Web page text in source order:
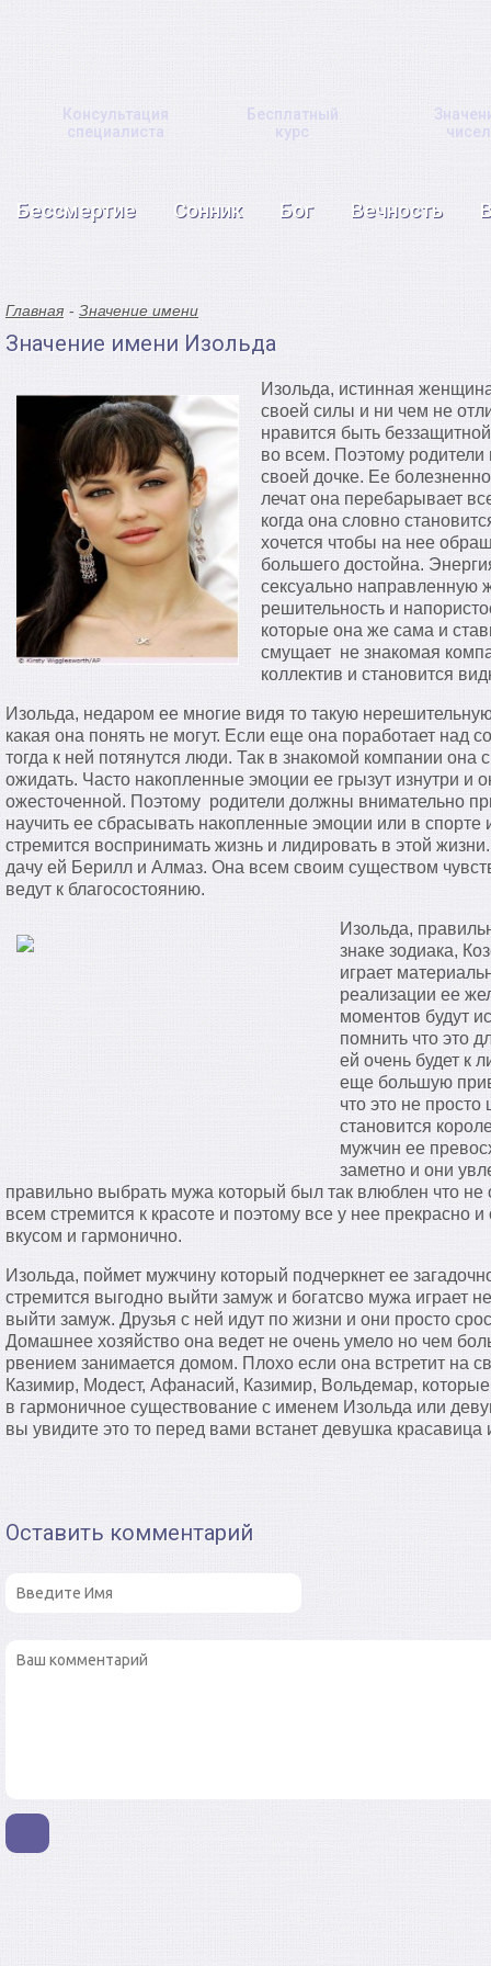
Консультация
специалиста
Бесплатный
курс
чисел
Бессмертие Сонник Бог Вечность
Главная Значение имени
Значение имени Изольда
Изольда, истинная
своей силы и ни чем не
нравится быть
во всем. Поэтому
своей дочке. Ее
лечат она перебарывает
когда она словно
хочется чтобы на нее
большего достойна.
сексуально направленную
решительность и
которые она же сама и
смущает не знакомая
коллектив и становится
Изольда, недаром ее многие видя то такую
какая она понять не могут. Если еще она поработает над
тогда к ней потянутся люди. Так в знакомой компании она
ожидать. Часто накопленные эмоции ее грызут изнутри и
ожесточенной. Поэтому родители должны внимательно
научить ее сбрасывать накопленные эмоции или в спорте
стремится воспринимать жизнь и лидировать в этой
дачу ей Берилл и Алмаз. Она всем своим существом
ведут к благосостоянию.
Изольда,
знаке зодиака,
играет
реализации ее
моментов будут
помнить что это
ей очень будет к
еще большую
что это не просто
становится
мужчин ее
заметно и они
правильно выбрать мужа который был так влюблен что
всем стремится к красоте и поэтому все у нее прекрасно
вкусом и гармонично.
Изольда, поймет мужчину который подчеркнет ее
стремится выгодно выйти замуж и богатсво мужа играет
выйти замуж. Друзья с ней идут по жизни и они просто
Домашнее хозяйство она ведет не очень умело но чем
рвением занимается домом. Плохо если она встретит на
Казимир, Модест, Афанасий, Казимир, Вольдемар,
в гармоничное существование с именем Изольда или
вы увидите это то перед вами встанет девушка
Оставить комментарий